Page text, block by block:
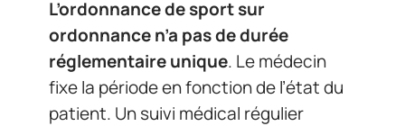
L’ordonnance de sport sur
ordonnance n’a pas de durée
réglementaire unique. Le médecin
fixe la période en fonction de l’état du
patient. Un suivi médical régulier